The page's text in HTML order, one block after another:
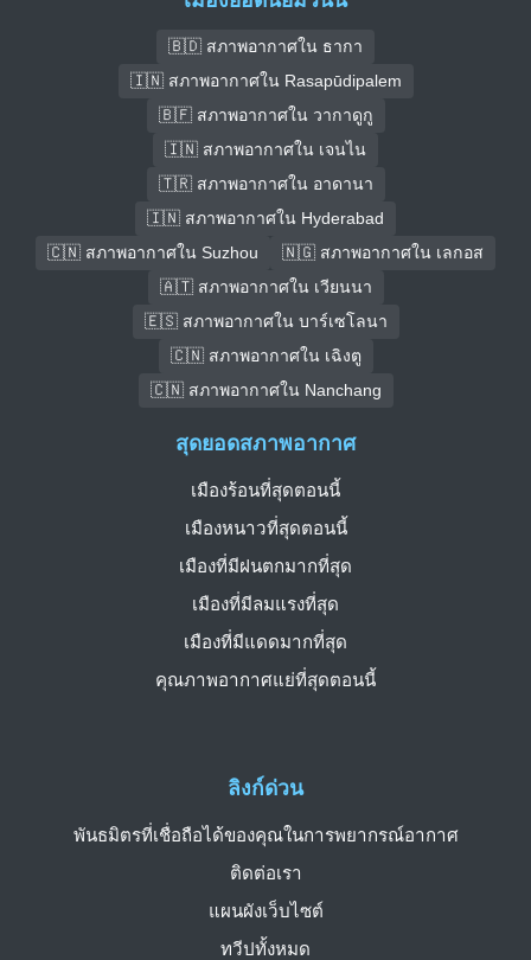
🇧🇩 สภาพอากาศใน ธากา
🇮🇳 สภาพอากาศใน Rasapūdipalem
🇧🇫 สภาพอากาศใน วากาดูกู
🇮🇳 สภาพอากาศใน เจนไน
🇹🇷 สภาพอากาศใน อาดานา
🇮🇳 สภาพอากาศใน Hyderabad
🇨🇳 สภาพอากาศใน Suzhou
🇳🇬 สภาพอากาศใน เลกอส
🇦🇹 สภาพอากาศใน เวียนนา
🇪🇸 สภาพอากาศใน บาร์เซโลนา
🇨🇳 สภาพอากาศใน เฉิงตู
🇨🇳 สภาพอากาศใน Nanchang
ลิงก์ด่วน
พันธมิตรที่เชื่อถือได้ของคุณในการพยากรณ์อากาศ
ติดต่อเรา
แผนผังเว็บไซต์
ทวีปทั้งหมด
สุดยอดสภาพอากาศ
เมืองร้อนที่สุดตอนนี้
เมืองหนาวที่สุดตอนนี้
เมืองที่มีฝนตกมากที่สุด
เมืองที่มีลมแรงที่สุด
เมืองที่มีแดดมากที่สุด
คุณภาพอากาศแย่ที่สุดตอนนี้